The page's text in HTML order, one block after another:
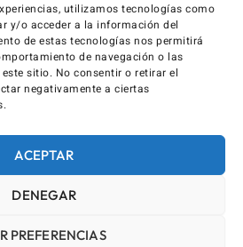
utilizamos tecnologías como
y/o acceder a la información del
de estas tecnologías nos permitirá
de navegación o las
sitio. No consentir o retirar el
negativamente a ciertas
ACEPTAR
DENEGAR
PREFERENCIAS